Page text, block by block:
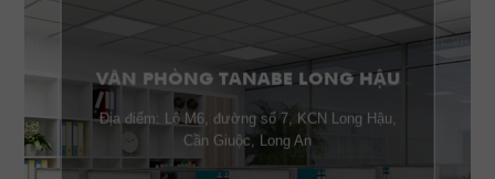
VĂN PHÒNG TANABE LONG HẬU
Địa điểm: Lô M6, đường số 7, KCN Long Hậu,
Cần Giuộc, Long An